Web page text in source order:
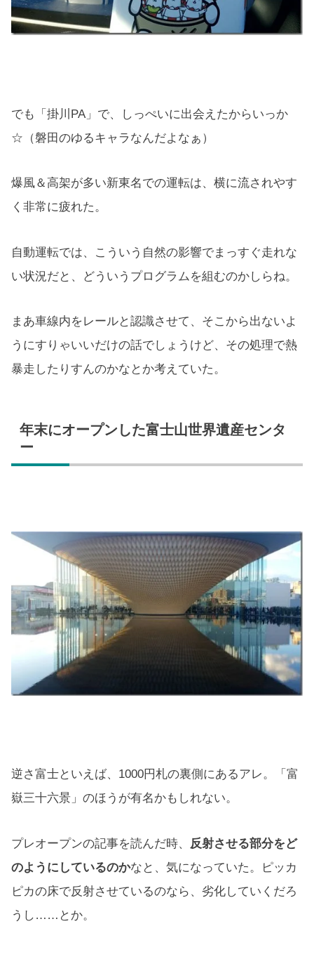
でも「掛川PA」で、しっぺいに出会えたからいっか
☆（磐田のゆるキャラなんだよなぁ）
爆風＆高架が多い新東名での運転は、横に流されやす
く非常に疲れた。
自動運転では、こういう自然の影響でまっすぐ走れな
い状況だと、どういうプログラムを組むのかしらね。
まあ車線内をレールと認識させて、そこから出ないよ
うにすりゃいいだけの話でしょうけど、その処理で熱
暴走したりすんのかなとか考えていた。
年末にオープンした富士山世界遺産センタ
ー
逆さ富士といえば、1000円札の裏側にあるアレ。「富
嶽三十六景」のほうが有名かもしれない。
プレオープンの記事を読んだ時、 反射させる部分をど
のようにしているのかなと、気になっていた。ピッカ
ピカの床で反射させているのなら、劣化していくだろ
うし……とか。